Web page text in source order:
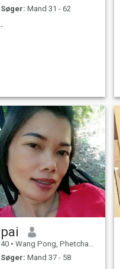
Søger: Mand 31 - 62
-
pai
40 • Wang Pong, Phetchabun, Thailand
Søger: Mand 37 - 58